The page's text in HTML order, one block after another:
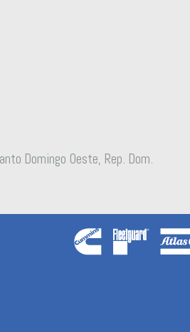
Domingo Oeste, Rep. Dom.